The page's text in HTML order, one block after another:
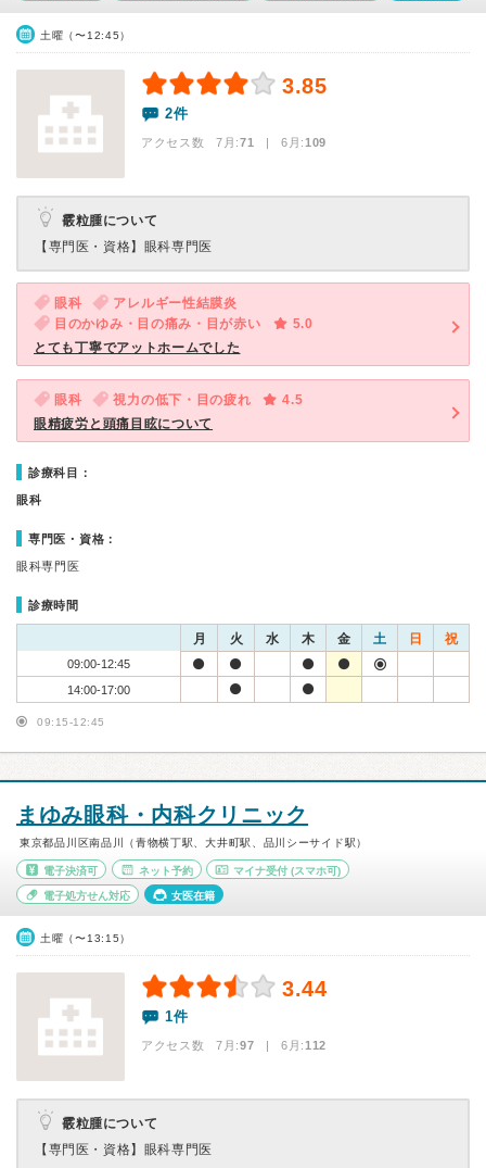
土曜（〜12:45）
3.85
2件
アクセス数 7月:71 | 6月:109
霰粒腫について
【専門医・資格】 眼科専門医
眼科
アレルギー性結膜炎
目のかゆみ・目の痛み・目が赤い
5.0
とても丁寧でアットホームでした
眼科 視力の低下・目の疲れ
4.5
眼精疲労と頭痛目眩について
診療科目：
眼科
専門医・資格：
眼科専門医
診療時間
月 火 水 木 金 土 日 祝
09:00-12:45
14:00-17:00
09:15-12:45
まゆみ眼科・内科クリニック
東京都品川区南品川（青物横丁駅、大井町駅、品川シーサイド駅）
電子決済可 ネット予約 マイナ受付 (スマホ可)
電子処方せん対応 女医在籍
土曜（〜13:15）
3.44
1件
アクセス数 7月:97 | 6月:112
霰粒腫について
【専門医・資格】 眼科専門医